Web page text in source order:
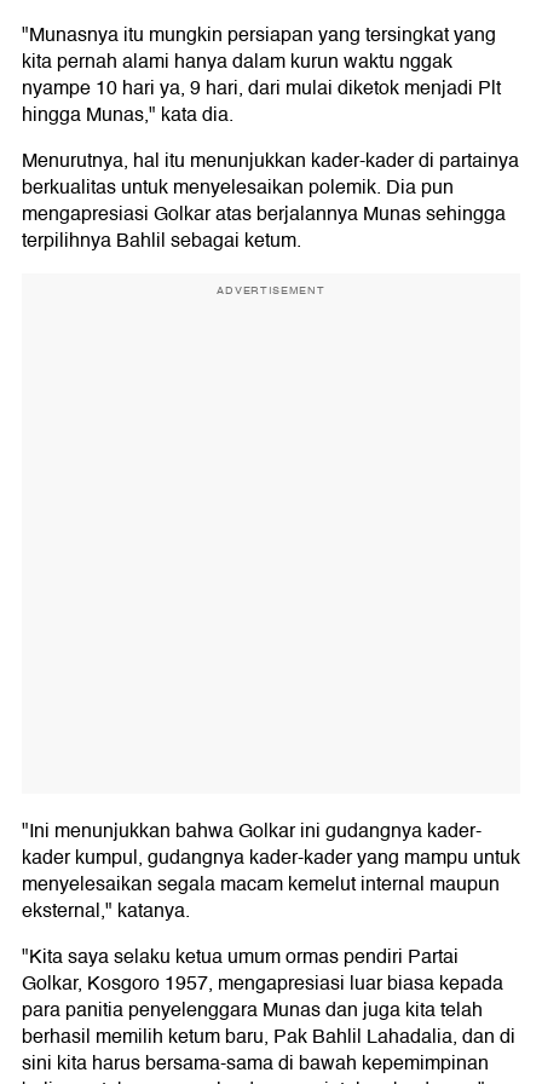
"Munasnya itu mungkin persiapan yang tersingkat yang
kita pernah alami hanya dalam kurun waktu nggak
nyampe 10 hari ya, 9 hari, dari mulai diketok menjadi Plt
hingga Munas," kata dia.
Menurutnya, hal itu menunjukkan kader-kader di partainya
berkualitas untuk menyelesaikan polemik. Dia pun
mengapresiasi Golkar atas berjalannya Munas sehingga
terpilihnya Bahlil sebagai ketum.
ADVERTISEMENT
"Ini menunjukkan bahwa Golkar ini gudangnya kader-
kader kumpul, gudangnya kader-kader yang mampu untuk
menyelesaikan segala macam kemelut internal maupun
eksternal," katanya.
"Kita saya selaku ketua umum ormas pendiri Partai
Golkar, Kosgoro 1957, mengapresiasi luar biasa kepada
para panitia penyelenggara Munas dan juga kita telah
berhasil memilih ketum baru, Pak Bahlil Lahadalia, dan di
sini kita harus bersama-sama di bawah kepemimpinan